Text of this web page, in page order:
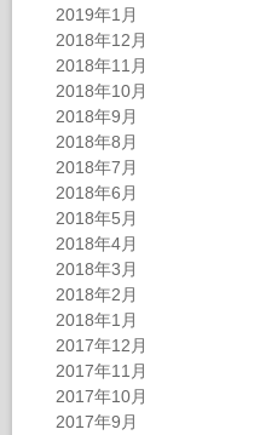
2019年1月
2018年12月
2018年11月
2018年10月
2018年9月
2018年8月
2018年7月
2018年6月
2018年5月
2018年4月
2018年3月
2018年2月
2018年1月
2017年12月
2017年11月
2017年10月
2017年9月